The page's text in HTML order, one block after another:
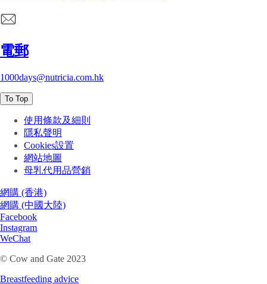
電郵
1000days@nutricia.com.hk
To Top
使用條款及細則
隱私聲明
Cookies設置
網站地圖
母乳代用品營銷
網購 (香港)
網購 (中國大陸)
Facebook
Instagram
WeChat
© Cow and Gate 2023
Breastfeeding advice